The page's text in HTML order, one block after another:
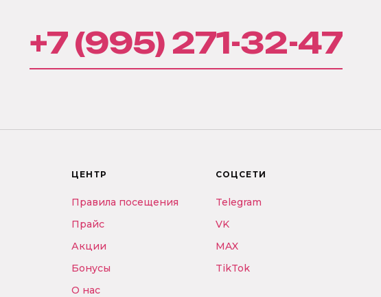
+7 (995) 271-32-47
ЦЕНТР
Правила посещения
Прайс
Акции
Бонусы
О нас
СОЦСЕТИ
Telegram
VK
MAX
TikTok